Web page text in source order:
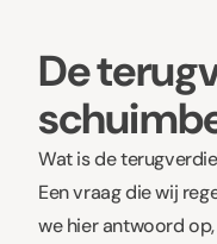
De
Wat is de
Een vraag die wij
we hier antwoord